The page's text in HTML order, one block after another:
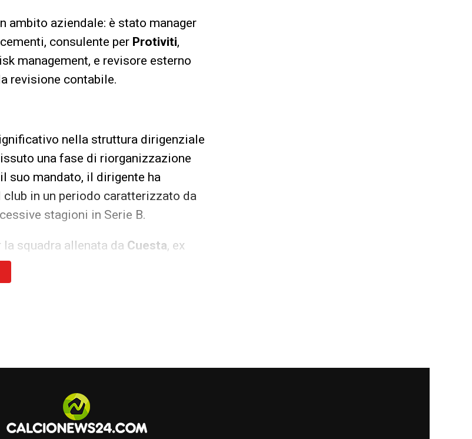
ambito aziendale: è stato manager
consulente per Protiviti,
management, e revisore esterno
revisione contabile.
nella struttura dirigenziale
una fase di riorganizzazione
suo mandato, il dirigente ha
in un periodo caratterizzato da
stagioni in Serie B.
squadra allenata da Cuesta, ex
stabilità e competitività al gruppo.